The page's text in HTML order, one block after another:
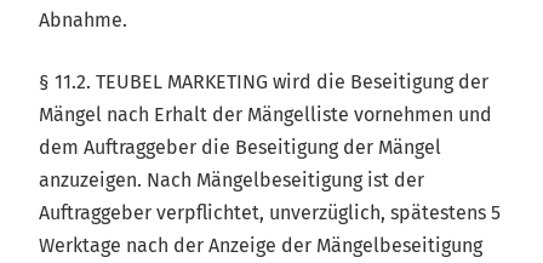
Abnahme.
§ 11.2. TEUBEL MARKETING wird die Beseitigung der
Mängel nach Erhalt der Mängelliste vornehmen und
dem Auftraggeber die Beseitigung der Mängel
anzuzeigen. Nach Mängelbeseitigung ist der
Auftraggeber verpflichtet, unverzüglich, spätestens 5
Werktage nach der Anzeige der Mängelbeseitigung